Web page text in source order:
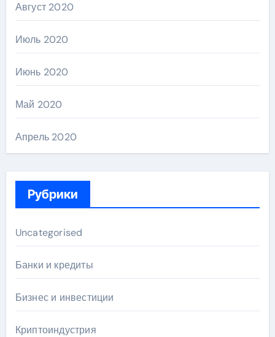
Август 2020
Июль 2020
Июнь 2020
Май 2020
Апрель 2020
Рубрики
Uncategorised
Банки и кредиты
Бизнес и инвестиции
Криптоиндустрия